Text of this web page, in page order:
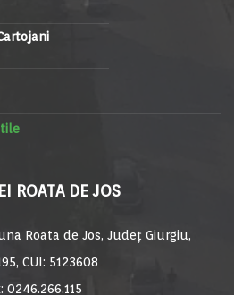
ROATA DE JOS
Roata de Jos, Județ Giurgiu,
CUI: 5123608
0246.266.115